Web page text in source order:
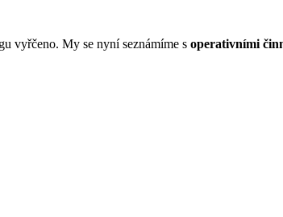
vyřčeno. My se nyní seznámíme s operativními